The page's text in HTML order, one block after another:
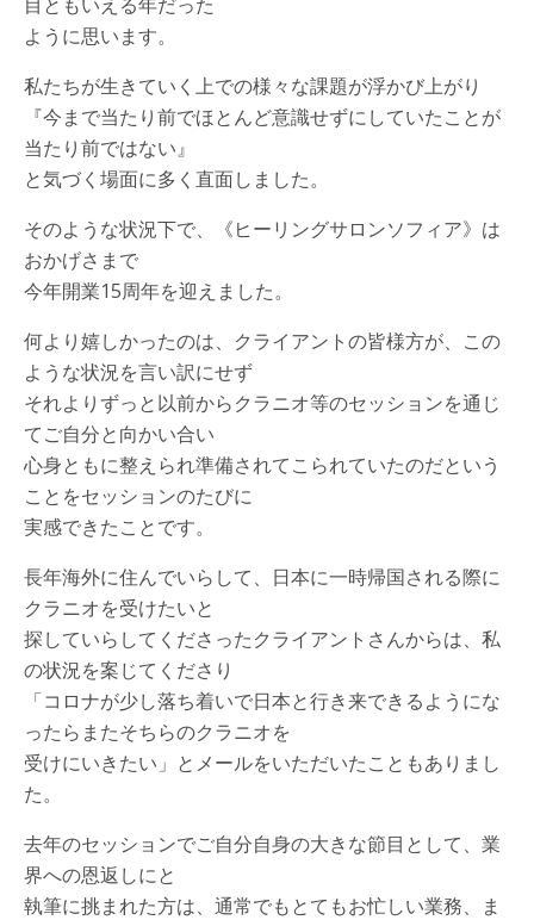
ように思います。
私たちが生きていく上での様々な課題が浮かび上がり
『今まで当たり前でほとんど意識せずにしていたことが
当たり前ではない』
と気づく場面に多く直面しました。
そのような状況下で、《ヒーリングサロンソフィア》は
おかげさまで
今年開業15周年を迎えました。
何より嬉しかったのは、クライアントの皆様方が、この
ような状況を言い訳にせず
それよりずっと以前からクラニオ等のセッションを通じ
てご自分と向かい合い
心身ともに整えられ準備されてこられていたのだという
ことをセッションのたびに
実感できたことです。
長年海外に住んでいらして、日本に一時帰国される際に
クラニオを受けたいと
探していらしてくださったクライアントさんからは、私
の状況を案じてくださり
「コロナが少し落ち着いで日本と行き来できるようにな
ったらまたそちらのクラニオを
受けにいきたい」とメールをいただいたこともありまし
た。
去年のセッションでご自分自身の大きな節目として、業
界への恩返しにと
執筆に挑まれた方は、通常でもとてもお忙しい業務、ま